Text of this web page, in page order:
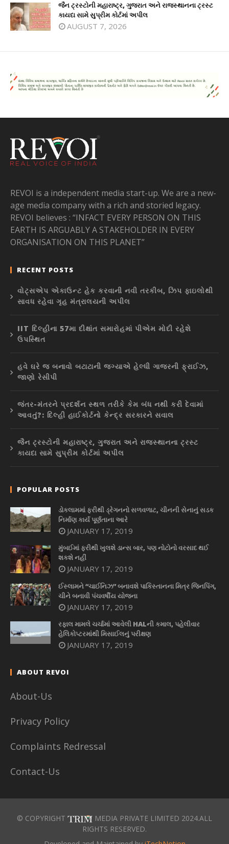
જૈન ટ્રસ્ટોની મહારાષ્ટ્ર, ગુજરાત અને રાજસ્થાનના ટ્રસ્ટ
કાયદા સામે સુપ્રીમ કોર્ટમાં અપીલ
AUGUST 7, 2026
REVOI is a independent media start-up. We are a new-
age media company with a rich and storied legacy.
REVOI believes : “INFACT EVERY PERSON ON THIS
EARTH IS ARGUABLY A STAKEHOLDER IN EVERY
ORGANISATION ON THIS PLANET”
RECENT POSTS
વોટ્સએપ એકાઉન્ટ હેક કરવાની નવી તરકીબ, ઝિપ ફાઇલોથી
સાવધ રહેવા ગૃહ મંત્રાલયની અપીલ
IIT દિલ્હીના 57મા દીક્ષાંત સમારોહમાં પીએમ મોદી રહેશે
ઉપસ્થિત
હવે ઘરે જ બનાવો બટાટાની જગ્યાએ હેલ્ધી ગાજરની ફ્રાઈઝ,
જાણો રેસીપી
જંતર-મંતરને પ્રદર્શન સ્થળ તરીકે કેમ બંધ નથી કરી દેવામાં
આવતું?: દિલ્હી હાઈકોર્ટનો કેન્દ્ર સરકારને સવાલ
જૈન ટ્રસ્ટોની મહારાષ્ટ્ર, ગુજરાત અને રાજસ્થાનના ટ્રસ્ટ
કાયદા સામે સુપ્રીમ કોર્ટમાં અપીલ
POPULAR POSTS
ડોકલામમાં ફરીથી ડ્રેગનનો સળવળાટ, ચીનની સેનાનું સડક
નિર્માણ કાર્ય પૂર્ણતાના આરે
JANUARY 17, 2019
મુંબઈમાં ફરીથી ખુલશે ડાન્સ બાર, પણ નોટોનો વરસાદ થઈ
શકશે નહીં
JANUARY 17, 2019
ઈસ્લામને “ચાઈનિઝ” બનાવશે પાકિસ્તાનના મિત્ર જિનપિંગ,
ચીને બનાવી પંચવર્ષીય યોજના
JANUARY 17, 2019
રફાલ મામલે ચર્ચામાં આવેલી HALની કમાલ, પહેલીવાર
હેલિકોપ્ટરમાંથી મિસાઈલનું પરીક્ષણ
JANUARY 17, 2019
ABOUT REVOI
About-Us
Privacy Policy
Complaints Redressal
Contact-Us
© COPYRIGHT
MEDIA PRIVATE LIMITED 2024.ALL
RIGHTS RESERVED.